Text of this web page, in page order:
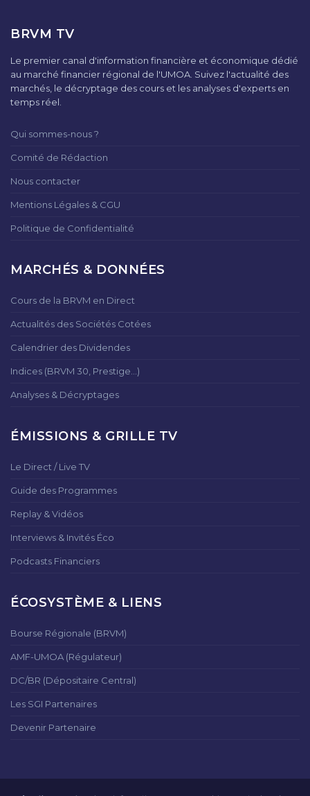
BRVM TV
Le premier canal d'information financière et économique dédié
au marché financier régional de l'UMOA. Suivez l'actualité des
marchés, le décryptage des cours et les analyses d'experts en
temps réel.
Qui sommes-nous ?
Comité de Rédaction
Nous contacter
Mentions Légales & CGU
Politique de Confidentialité
MARCHÉS & DONNÉES
Cours de la BRVM en Direct
Actualités des Sociétés Cotées
Calendrier des Dividendes
Indices (BRVM 30, Prestige...)
Analyses & Décryptages
ÉMISSIONS & GRILLE TV
Le Direct / Live TV
Guide des Programmes
Replay & Vidéos
Interviews & Invités Éco
Podcasts Financiers
ÉCOSYSTÈME & LIENS
Bourse Régionale (BRVM)
AMF-UMOA (Régulateur)
DC/BR (Dépositaire Central)
Les SGI Partenaires
Devenir Partenaire